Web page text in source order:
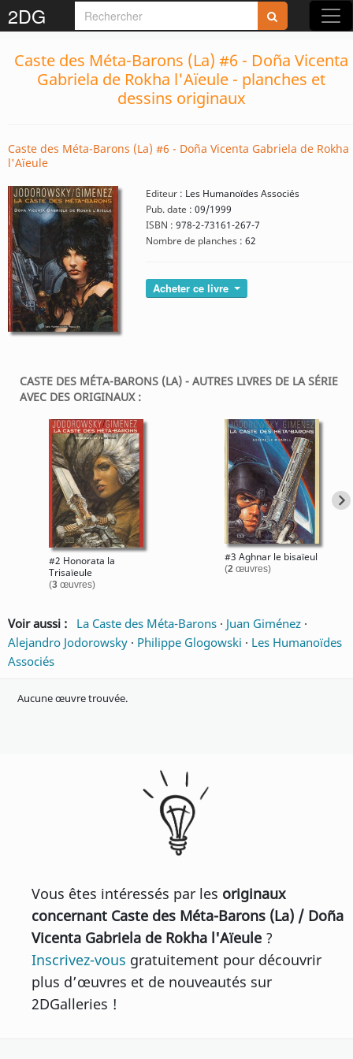
2DG
Caste des Méta-Barons (La) #6 - Doña Vicenta
Gabriela de Rokha l'Aïeule - planches et
dessins originaux
Caste des Méta-Barons (La) #6 - Doña Vicenta Gabriela de Rokha
l'Aïeule
Editeur : Les Humanoïdes Associés
Pub. date : 09/1999
ISBN : 978-2-73161-267-7
Nombre de planches : 62
Acheter ce livre
CASTE DES MÉTA-BARONS (LA) - AUTRES LIVRES DE LA SÉRIE
AVEC DES ORIGINAUX :
#2 Honorata la
Trisaïeule
(3œuvres)
#3 Aghnar le bisaïeul
(2 œuvres)
Voir aussi : La Caste des Méta-Barons · Juan Giménez ·
Alejandro Jodorowsky · Philippe Glogowski · Les Humanoïdes
Associés
Aucune œuvre trouvée.
Vous êtes intéressés par les originaux
concernant Caste des Méta-Barons (La) / Doña
Vicenta Gabriela de Rokha l'Aïeule ?
Inscrivez-vous gratuitement pour découvrir
plus d’œuvres et de nouveautés sur
2DGalleries !